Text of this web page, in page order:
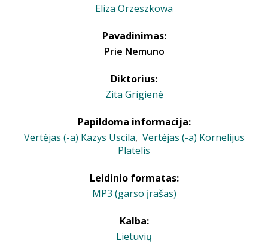
Eliza Orzeszkowa
Pavadinimas:
Prie Nemuno
Diktorius:
Zita Grigienė
Papildoma informacija:
Vertėjas (-a) Kazys Uscila, Vertėjas (-a) Kornelijus
Platelis
Leidinio formatas:
MP3 (garso įrašas)
Kalba:
Lietuvių